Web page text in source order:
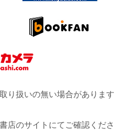
り扱いの無い場合があります
店のサイトにてご確認くださ